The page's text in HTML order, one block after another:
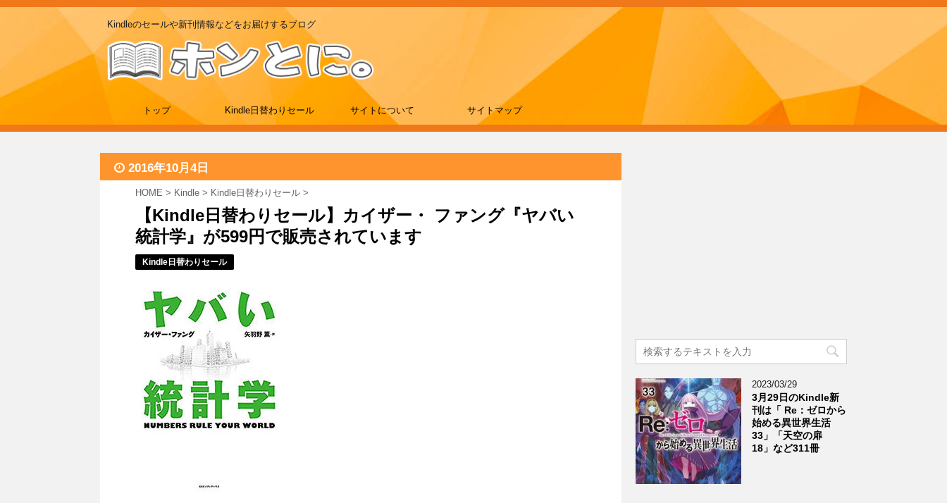
Kindleのセールや新刊情報などをお届けするブログ
トップ Kindle日替わりセール サイトについて サイトマップ
2016年10月4日
HOME > Kindle > Kindle日替わりセール >
【Kindle日替わりセール】カイザー・ ファング『ヤバい
統計学』が599円で販売されています
Kindle日替わりセール
2023/03/29
3月29日のKindle新
刊は「 Re：ゼロから
始める異世界生活
33」「天空の扉
18」など311冊